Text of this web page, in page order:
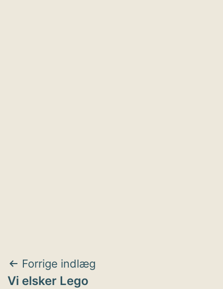
Indlægsnavigation
Forrige indlæg
Vi elsker Lego